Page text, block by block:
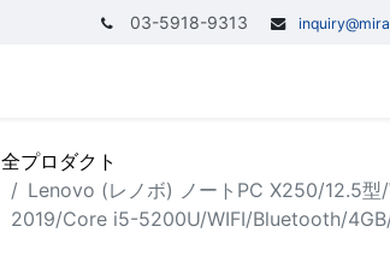
03-5918-9313
全プロダクト
Lenovo (レノボ) ノートPC X250/12.5
2019/Core i5-5200U/WIFI/Bluetooth/